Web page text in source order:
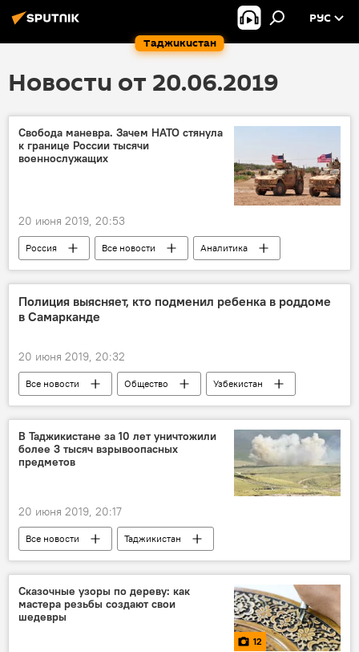
Таджикистан
РУС
Новости от 20.06.2019
Свобода маневра. Зачем НАТО стянула
к границе России тысячи
военнослужащих
20 июня 2019, 20:53
Россия Все новости
Аналитика
Политика
США
НАТО
граница
Полиция выясняет, кто подменил ребенка в роддоме
в Самарканде
20 июня 2019, 20:32
Все новости Общество
Узбекистан
Самарканд
полиция
Центральная Азия
В Таджикистане за 10 лет уничтожили
более 3 тысяч взрывоопасных
предметов
20 июня 2019, 20:17
Все новости
Таджикистан
Общество
разминирование взрыв
Сказочные узоры по дереву: как
мастера резьбы создают свои
шедевры
12